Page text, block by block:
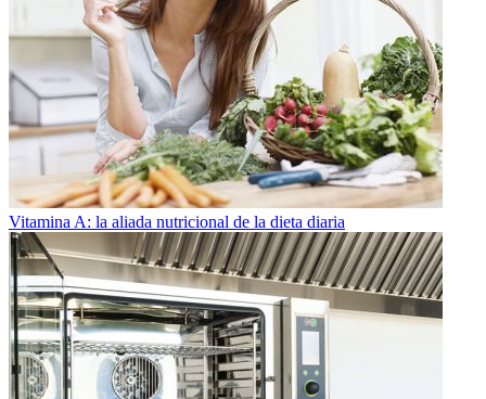
Vitamina A: la aliada nutricional de la dieta diaria